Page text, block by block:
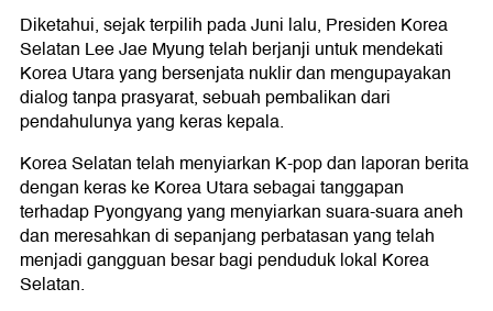
Diketahui, sejak terpilih pada Juni lalu, Presiden Korea
Selatan Lee Jae Myung telah berjanji untuk mendekati
Korea Utara yang bersenjata nuklir dan mengupayakan
dialog tanpa prasyarat, sebuah pembalikan dari
pendahulunya yang keras kepala.
Korea Selatan telah menyiarkan K-pop dan laporan berita
dengan keras ke Korea Utara sebagai tanggapan
terhadap Pyongyang yang menyiarkan suara-suara aneh
dan meresahkan di sepanjang perbatasan yang telah
menjadi gangguan besar bagi penduduk lokal Korea
Selatan.